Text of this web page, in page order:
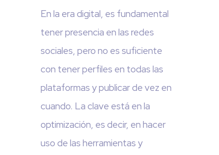
En la era digital, es fundamental
tener presencia en las redes
sociales, pero no es suficiente
con tener perfiles en todas las
plataformas y publicar de vez en
cuando. La clave está en la
optimización, es decir, en hacer
uso de las herramientas y